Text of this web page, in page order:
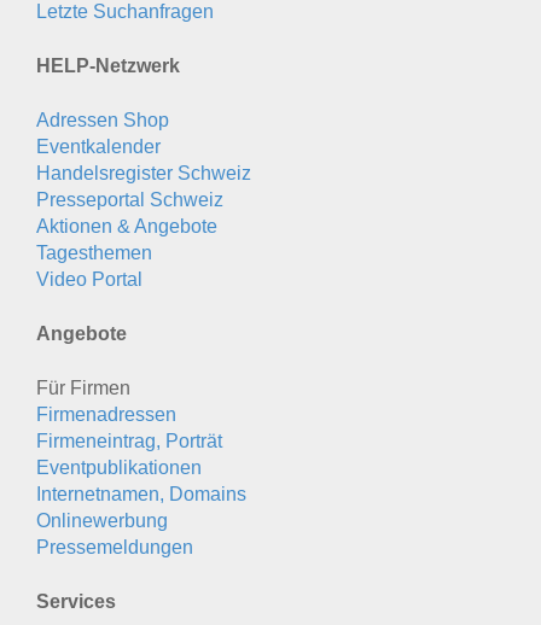
Letzte Suchanfragen
HELP-Netzwerk
Adressen Shop
Eventkalender
Handelsregister Schweiz
Presseportal Schweiz
Aktionen & Angebote
Tagesthemen
Video Portal
Angebote
Für Firmen
Firmenadressen
Firmeneintrag, Porträt
Eventpublikationen
Internetnamen, Domains
Onlinewerbung
Pressemeldungen
Services